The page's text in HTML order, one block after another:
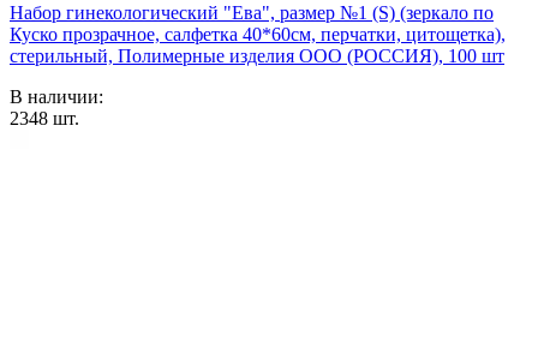
Набор гинекологический "Ева", размер №1 (S) (зеркало по
Куско прозрачное, салфетка 40*60см, перчатки, цитощетка),
стерильный, Полимерные изделия OOO (РОССИЯ), 100 шт
В наличии:
2348 шт.